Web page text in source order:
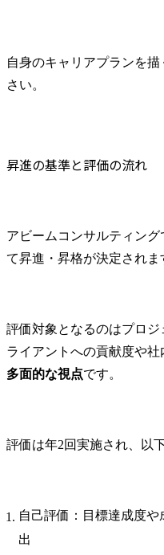
自身のキャリアプランを
さい。
昇進の基準と評価の流れ
アビームコンサルティン
て昇進・昇格が決定されま
評価対象となるのはプロ
ライアントへの貢献度や社
多面的な視点です。
評価は年2回実施され、以
自己評価：目標達成度
出